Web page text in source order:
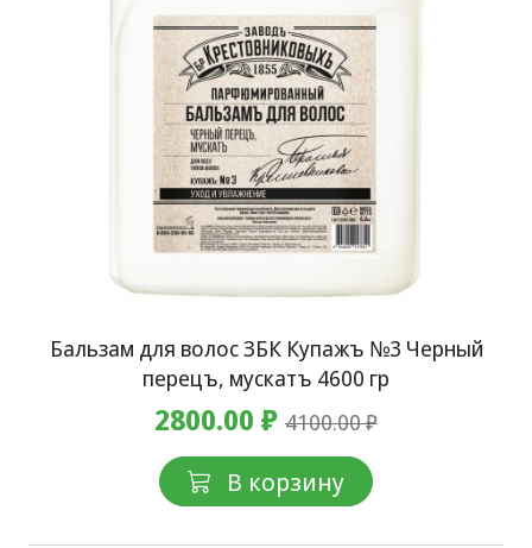
Бальзам для волос ЗБК Купажъ №3 Черный
перецъ, мускатъ 4600 гр
2800.00 ₽ 4100.00 ₽
В корзину